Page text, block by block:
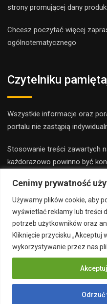
Cenimy prywatność
Używamy plików cookie, aby
wyświetlać reklamy lub treści
potrzeb użytkowników oraz
Kliknięcie przycisku „Akceptuj
wykorzystywanie przez nas
Odrzuć
strony promującej dany
Chcesz poczytać więcej
ogólnotematycznego
Czytelniku
Wszystkie informacje oraz
portalu nie zastąpią
Stosowanie treści zawartych
każdorazowo powinno być
Redakcja i wydawca portalu
stosowania porad
Copyright 2019